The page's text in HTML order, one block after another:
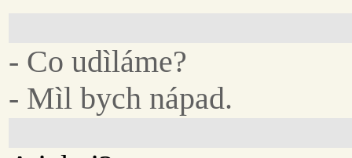
- Co udìláme?
- Mìl bych nápad.